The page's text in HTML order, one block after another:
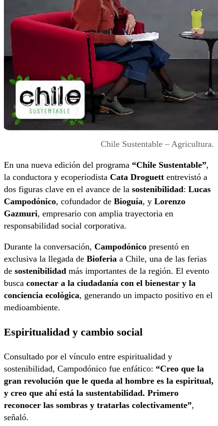
Chile Sustentable – Agricultura.
En una nueva edición del programa “Chile Sustentable”,
la conductora y ecoperiodista Cata Droguett entrevistó a
dos figuras clave en el avance de la sostenibilidad: Lucas
Campodónico, cofundador de Bioguía, y Lorenzo
Gazmuri, empresario con amplia trayectoria en
responsabilidad social corporativa.
Durante la conversación, Campodónico presentó en
exclusiva la llegada de Bioferia a Chile, una de las ferias
de sostenibilidad más importantes de la región. El evento
busca conectar a la ciudadanía con el bienestar y la
conciencia ecológica, generando un impacto positivo en el
medioambiente.
Espiritualidad y cambio social
Consultado por el vínculo entre espiritualidad y
sostenibilidad, Campodónico fue enfático: “Creo que la
gran revolución que le queda al hombre es la espiritual,
y creo que ahí está la sustentabilidad. Primero
reconocer las sombras y tratarlas colectivamente”,
señaló.